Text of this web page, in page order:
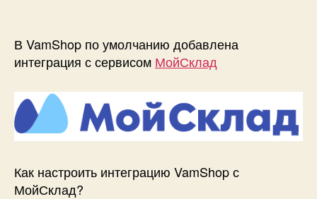
VamShop
и
МойСклад
В VamShop по умолчанию добавлена
интеграция с сервисом МойСклад
Как настроить интеграцию VamShop с
МойСклад?